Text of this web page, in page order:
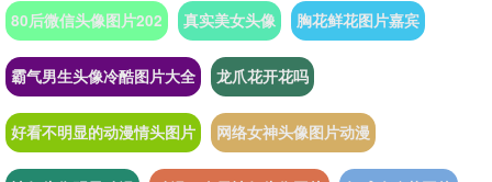
80后微信头像图片202 真实美女头像 胸花鲜花图片嘉宾
霸气男生头像冷酷图片大全 龙爪花开花吗
好看不明显的动漫情头图片 网络女神头像图片动漫